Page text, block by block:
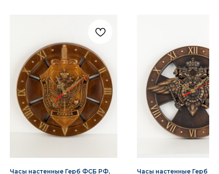
Часы настенные Герб ФСБ РФ, Часы настенные Герб